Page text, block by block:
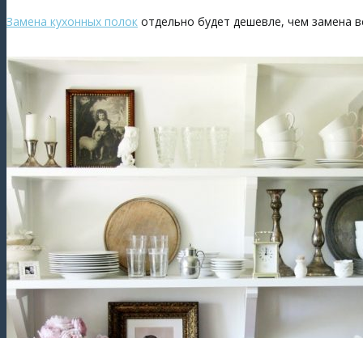
Замена кухонных полок отдельно будет дешевле, чем замена